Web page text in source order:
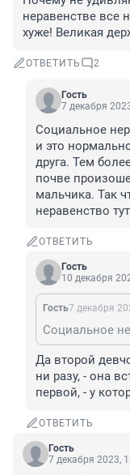
неравенстве все
хуже! Великая
ОТВЕТИТЬ 2
Гость
7 декабря
Социальное
и это
друга. Тем
почве
мальчика. Так
неравенство
ОТВЕТИТЬ
Гость
10 декабря
Гость7 декабря
Да второй
ни разу, - она
первой, - у
ОТВЕТИТЬ
Гость
7 декабря 2023,